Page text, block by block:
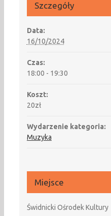
Szczegóły
Data:
16/10/2024
Czas:
18:00 - 19:30
Koszt:
20zł
Wydarzenie kategoria:
Muzyka
Miejsce
Świdnicki Ośrodek Kultury